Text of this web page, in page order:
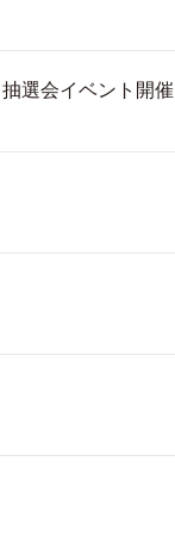
選会イベント開催